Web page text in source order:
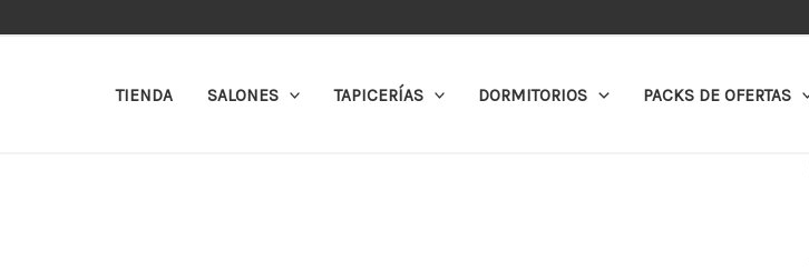
TIENDA SALONES TAPICERÍAS DORMITORIOS PACKS DE OFERTAS